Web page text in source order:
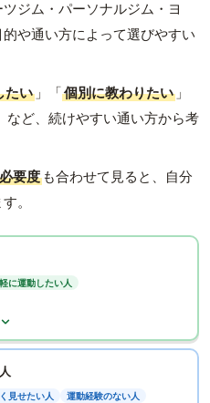
ジム・パーソナルジム・ヨ
や通い方によって選びやすい
たい 」「個別に教わりたい 」
など、続けやすい通い方から考
要度 も合わせて見ると、自分
。
に運動したい人
見せたい人 運動経験のない人